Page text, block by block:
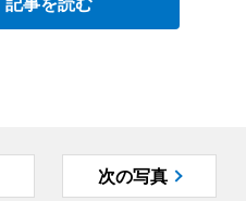
次の写真